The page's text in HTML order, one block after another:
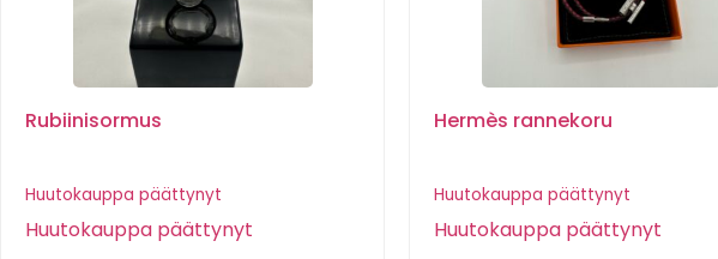
Rubiinisormus
Huutokauppa päättynyt
Huutokauppa päättynyt
Hermès rannekoru
Huutokauppa päättynyt
Huutokauppa päättynyt